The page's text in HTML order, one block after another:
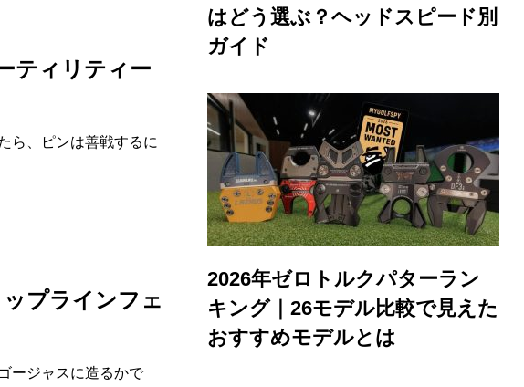
ティリティー
ら、ピンは善戦するに
プラインフェ
ージャスに造るかで
はどう選ぶ？ヘッドスピード別
ガイド
2026年ゼロトルクパターラン
キング｜26モデル比較で見えた
おすすめモデルとは